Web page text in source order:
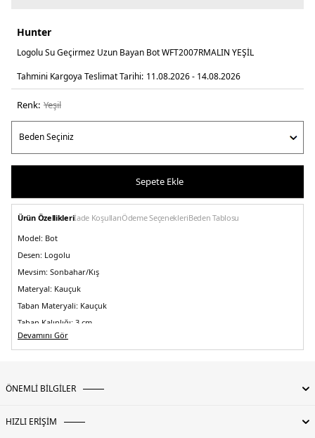
Hunter
Logolu Su Geçirmez Uzun Bayan Bot WFT2007RMALIN YEŞİL
Tahmini Kargoya Teslimat Tarihi: 11.08.2026 - 14.08.2026
Renk: yeşi̇l
Sepete Ekle
Ürün Özellikleriİade KoşullarıÖdeme SeçenekleriBeden Tablosu
Model: Bot
Desen: Logolu
Mevsim: Sonbahar/Kış
Materyal: Kauçuk
Taban Materyali: Kauçuk
Taban Kalınlığı: 3 cm
Burun Tipi:Yuvarlak Burun
5DK2WFT2007RMALIN.08
Devamını Gör
ÖNEMLİ BİLGİLER
HIZLI ERİŞİM